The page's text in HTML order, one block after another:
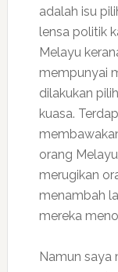
adalah isu
lensa politik
Melayu
mempunyai
dilakukan
kuasa.
orang
merugikan
menambah
mereka
Namun saya